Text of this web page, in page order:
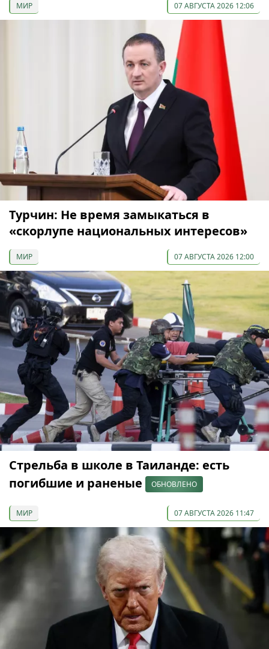
МИР 07 АВГУСТА 2026 12:06
Турчин: Не время замыкаться в
«скорлупе национальных интересов»
МИР 07 АВГУСТА 2026 12:00
Стрельба в школе в Таиланде: есть
погибшие и раненые
ОБНОВЛЕНО
МИР 07 АВГУСТА 2026 11:47